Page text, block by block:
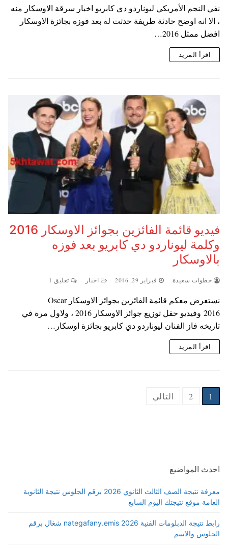
نفي النجم الأمريكي ليوناردو دي كابريو اخبار سرقة الاوسكار منه
، الا انه اوضح حادثة طريفة حدثت له بعد فوزه بجائزة الاوسكار
افضل ممثل 2016…
اقرأ المزيد
فيديو قائمة الفائزين بجوائز الاوسكار 2016
وكلمة ليوناردو دي كابريو بعد فوزه
بالاوسكار
خطوات سعيدة فبراير 29, 2016 اخبار تعليق 1
نستعرض معكم قائمة الفائزين بجوائز الاوسكار Oscar
2016 وفيديو حفل توزيع جوائز الاوسكار 2016 ، ولاول مرة في
تاريخه فاز الفنان ليوناردو دي كابريو بجائزة اوسكار…
اقرأ المزيد
Posts
1
2 التالي
احدث المواضيع
معرفة نتيجة الصف الثالث الثانوي 2026 برقم الجلوس نتيجة الثانوية
العامة موقع نتيجتك اليوم السابع
رابط نتيجة الدبلومات الفنية 2026 nategafany.emis شغال برقم
الجلوس والاسم